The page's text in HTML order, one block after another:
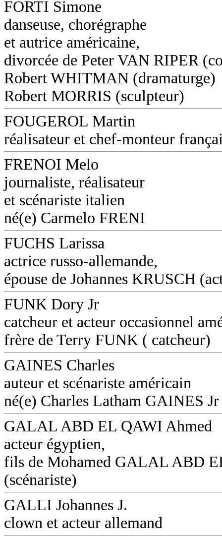
FORTI Simone
danseuse, chorégraphe
et autrice américaine,
divorcée de Peter VAN RIPER
Robert WHITMAN (dramaturge)
Robert MORRIS (sculpteur)
FOUGEROL Martin
réalisateur et chef-monteur
FRENOI Melo
journaliste, réalisateur
et scénariste italien
né(e) Carmelo FRENI
FUCHS Larissa
actrice russo-allemande,
épouse de Johannes KRUSCH
FUNK Dory Jr
catcheur et acteur occasionnel
frère de Terry FUNK ( catcheur)
GAINES Charles
auteur et scénariste américain
né(e) Charles Latham GAINES Jr
GALAL ABD EL QAWI Ahmed
acteur égyptien,
fils de Mohamed GALAL ABD
(scénariste)
GALLI Johannes J.
clown et acteur allemand